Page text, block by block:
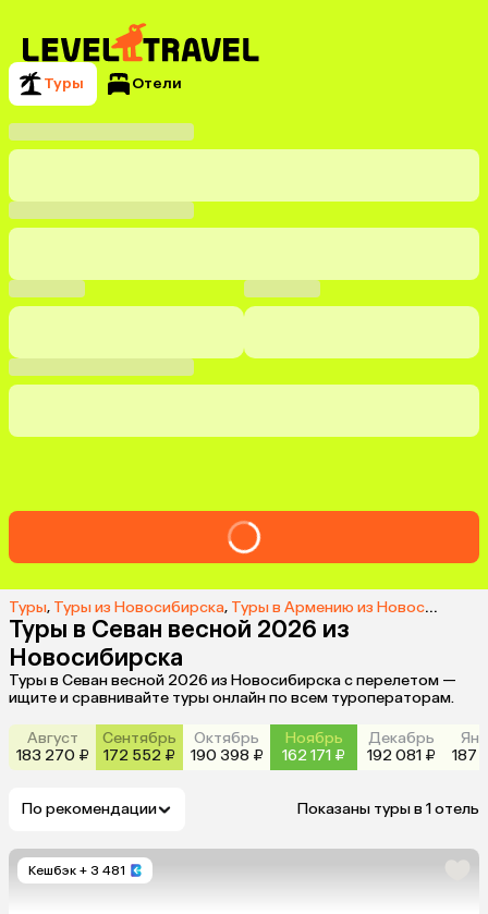
Туры Отели
Туры, Туры из Новосибирска, Туры в Армению из Новосибирска
Туры в Севан весной 2026 из
Новосибирска
Туры в Севан весной 2026 из Новосибирска с перелетом —
ищите и сравнивайте туры онлайн по всем туроператорам.
Август
183 270 ₽
Сентябрь
172 552 ₽
Октябрь
190 398 ₽
Ноябрь
162 171 ₽
Декабрь
192 081 ₽
187
По рекомендации Показаны туры в 1 отель
Кешбэк + 3 481